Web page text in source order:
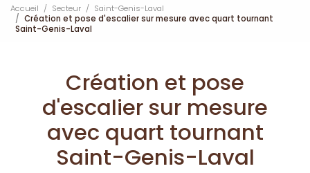
Accueil Secteur
Saint-Genis-Laval
Création et pose d'escalier sur mesure avec quart tournant
Saint-Genis-Laval
Création et pose
d'escalier sur mesure
avec quart tournant
Saint-Genis-Laval